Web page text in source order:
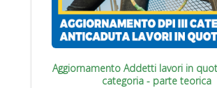
Aggiornamento Addetti lavori in
categoria - parte teorica